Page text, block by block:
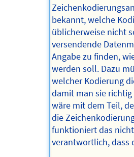
bekannt, welche
üblicherweise nicht
versendende
Angabe zu finden,
werden soll. Dazu
welcher Kodierung
damit man sie
wäre mit dem Teil,
die
funktioniert das
verantwortlich, dass